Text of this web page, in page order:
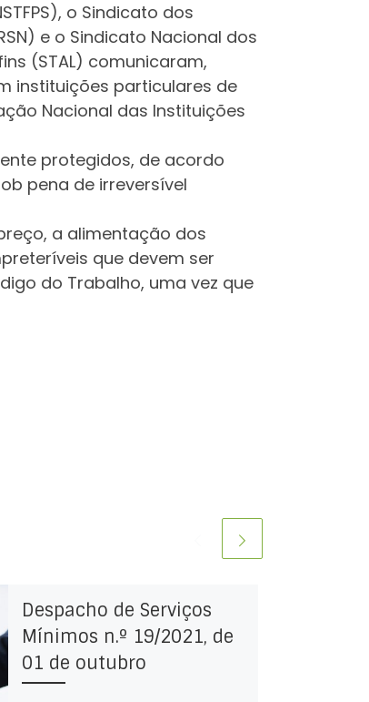
o Sindicato dos
e o Sindicato Nacional dos
(STAL) comunicaram,
instituições particulares de
Nacional das Instituições
protegidos, de acordo
pena de irreversível
a alimentação dos
que devem ser
do Trabalho, uma vez que
Despacho de Serviços
Mínimos n.º 19/2021, de
01 de outubro